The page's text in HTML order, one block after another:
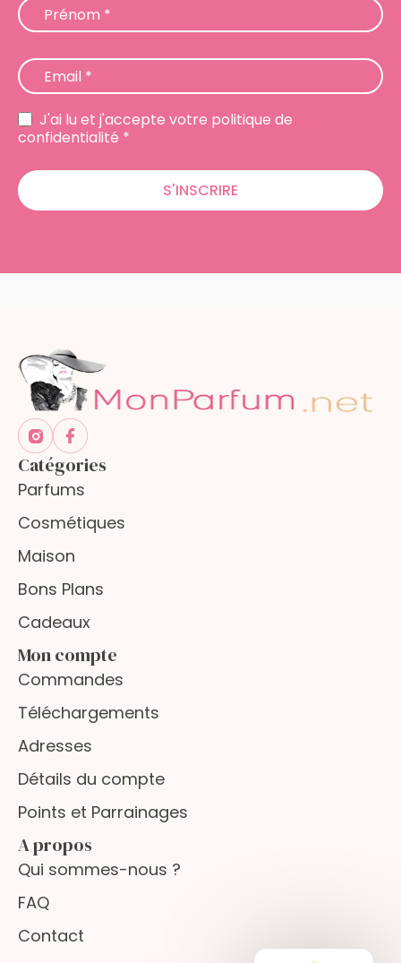
Prénom *
Email *
J'ai lu et j'accepte votre politique de
confidentialité *
S'INSCRIRE
Catégories
Parfums
Cosmétiques
Maison
Bons Plans
Cadeaux
Mon compte
Commandes
Téléchargements
Adresses
Détails du compte
Points et Parrainages
A propos
Qui sommes-nous ?
FAQ
Contact